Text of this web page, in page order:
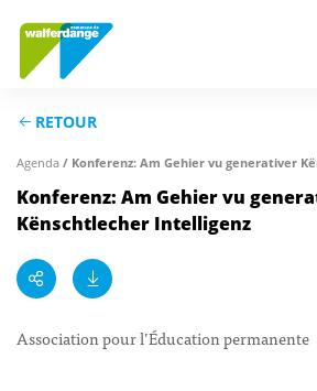
RETOUR
Agenda / Konferenz: Am Gehier vu generativer
Konferenz: Am Gehier vu
Kënschtlecher Intelligenz
Association pour l’Éducation permanente